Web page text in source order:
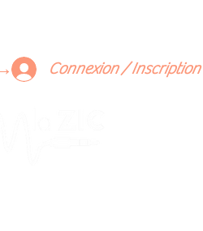
Connexion / Inscription